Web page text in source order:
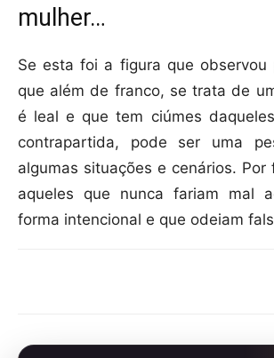
mulher…
Se esta foi a figura que observou
que além de franco, se trata de
é leal e que tem ciúmes
contrapartida, pode ser uma
algumas situações e cenários. Por
aqueles que nunca fariam mal
forma intencional e que odeiam